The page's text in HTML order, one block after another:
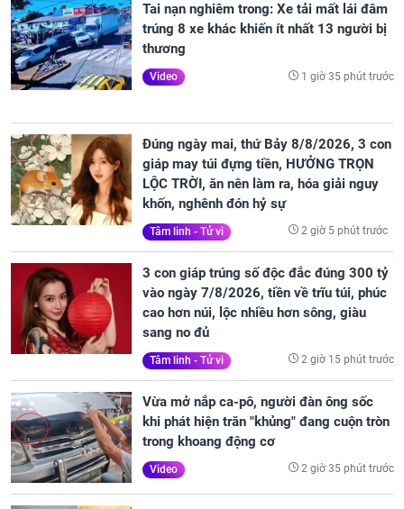
Tai nạn nghiêm trong: Xe tải mất lái đâm
trúng 8 xe khác khiến ít nhất 13 người bị
thương
Video 1 giờ 35 phút trước
Đúng ngày mai, thứ Bảy 8/8/2026, 3 con
giáp may túi đựng tiền, HƯỞNG TRỌN
LỘC TRỜI, ăn nên làm ra, hóa giải nguy
khốn, nghênh đón hỷ sự
Tâm linh - Tử vi 2 giờ 5 phút trước
3 con giáp trúng số độc đắc đúng 300 tỷ
vào ngày 7/8/2026, tiền về trĩu túi, phúc
cao hơn núi, lộc nhiều hơn sông, giàu
sang no đủ
Tâm linh - Tử vi 2 giờ 15 phút trước
Vừa mở nắp ca-pô, người đàn ông sốc
khi phát hiện trăn "khủng" đang cuộn tròn
trong khoang động cơ
Video 2 giờ 35 phút trước